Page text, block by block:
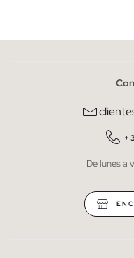
He leído y entiendo la
* Puedes cancelar
De lunes a